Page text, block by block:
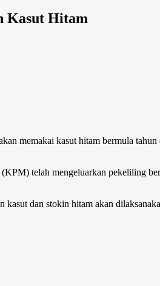
Kasut Hitam
memakai kasut hitam bermula tahun
telah mengeluarkan pekeliling
dan stokin hitam akan